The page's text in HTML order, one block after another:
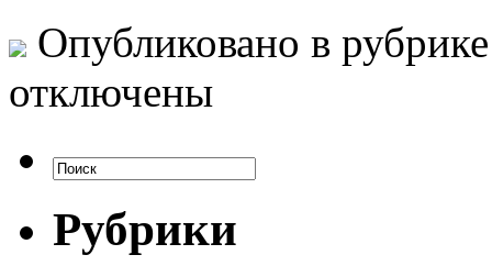
Опубликовано в
отключены
Рубрики